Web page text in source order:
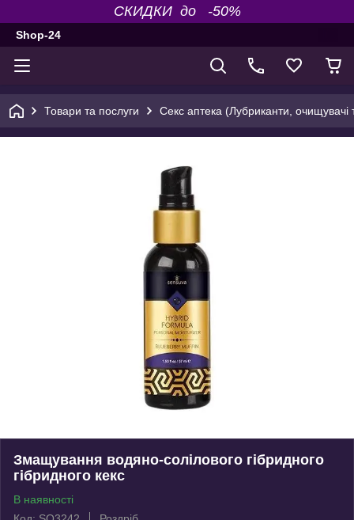
СКИДКИ до -50%
Shop-24
Товари та послуги Секс аптека (Лубриканти, очищувачі
Змащування водяно-солілового гібридного
гібридного кекс
В наявності